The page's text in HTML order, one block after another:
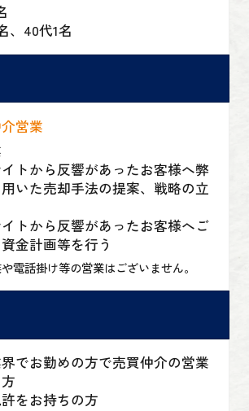
、40代1名
営業
トから反響があったお客様へ弊
いた売却手法の提案、戦略の立
トから反響があったお客様へご
金計画等を行う
電話掛け等の営業はございません。
でお勤めの方で売買仲介の営業
をお持ちの方